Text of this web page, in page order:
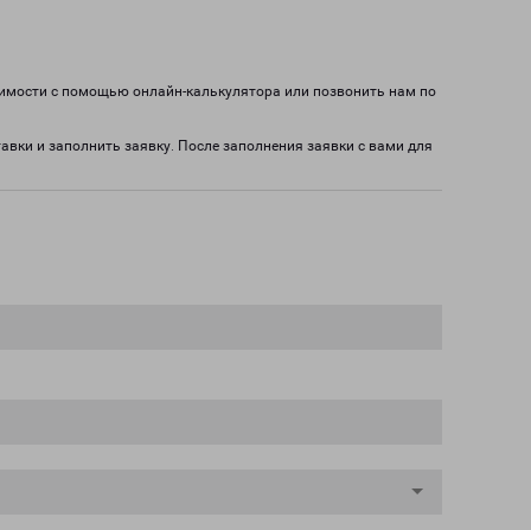
с помощью онлайн-калькулятора или позвонить нам по
и заполнить заявку. После заполнения заявки с вами для